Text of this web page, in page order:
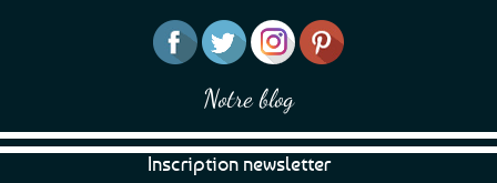
Notre blog
Inscription newsletter